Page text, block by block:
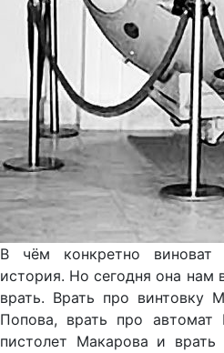
В чём конкретно
история. Но сегодня она нам
врать. Врать про винтовку
Попова, врать про автомат
пистолет Макарова и